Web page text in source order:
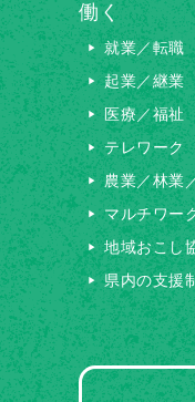
働く
就業／転職
起業／継業
医療／福祉
テレワーク
農業／林業
マルチワー
地域おこし
県内の支援